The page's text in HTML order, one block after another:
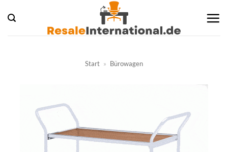
Inhalt
springen
Start » Bürowagen